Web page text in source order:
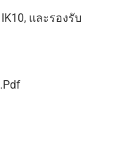
และรองรับ